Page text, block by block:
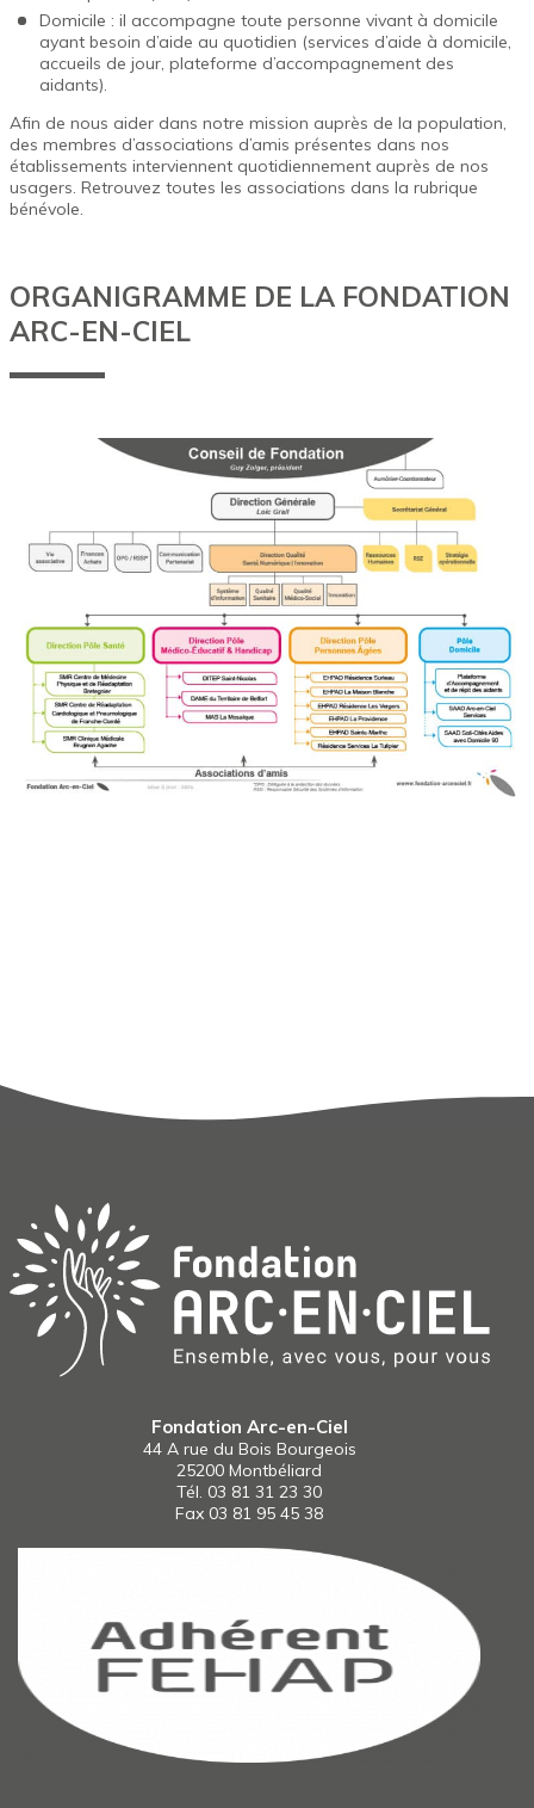
Domicile : il accompagne toute personne vivant à domicile
ayant besoin d’aide au quotidien (services d’aide à domicile,
accueils de jour, plateforme d’accompagnement des
aidants).
Afin de nous aider dans notre mission auprès de la population,
des membres d’associations d’amis présentes dans nos
établissements interviennent quotidiennement auprès de nos
usagers. Retrouvez toutes les associations dans la rubrique
bénévole.
ORGANIGRAMME DE LA FONDATION
ARC-EN-CIEL
Fondation Arc-en-Ciel
44 A rue du Bois Bourgeois
25200 Montbéliard
Tél. 03 81 31 23 30
Fax 03 81 95 45 38